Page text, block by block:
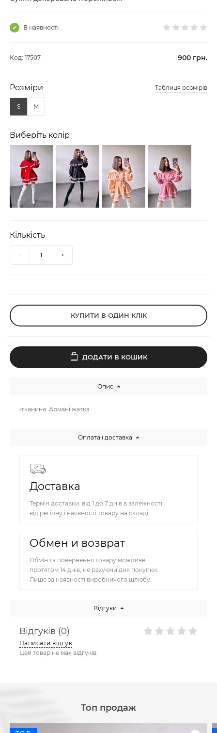
В наявності
Код: 17507 900 грн.
Розміри Таблиця розмірів
S M
Виберіть колір
Кількість
КУПИТИ В ОДИН КЛІК
ДОДАТИ В КОШИК
Опис
▫️тканина: Армані жатка
Оплата і доставка
Доставка
Термін доставки: від 1 до 7 днів в залежності
від регіону і наявності товару на складі
Обмен и возврат
Обмін та повернення товару можливе
протягом 14 днів, не рахуючи дня покупки.
Лише за наявності виробничого шлюбу.
Відгуки
Відгуків (0)
Написати відгук
Цей товар не має відгуків.
Топ продаж